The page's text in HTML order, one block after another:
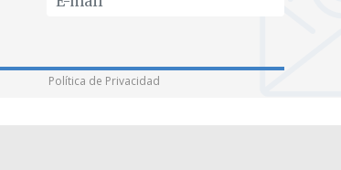
Política de Privacidad